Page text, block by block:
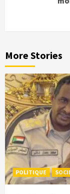
More Stories
POLITIQUE